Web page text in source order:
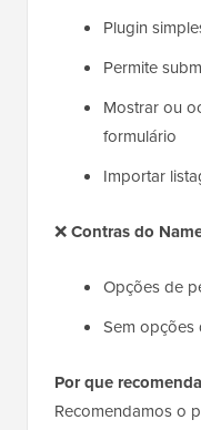
Plugin
Permite
Mostrar ou
formulário
Importar
❌Contras do
Opções de
Sem opções
Por que
Recomendamos o